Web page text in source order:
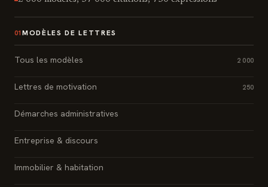
01 MODÈLES DE LETTRES
Tous les modèles 2 000
Lettres de motivation 250
Démarches administratives
Entreprise & discours
Immobilier & habitation